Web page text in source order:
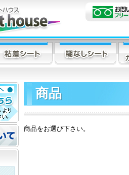
商品
商品をお選び下さい。